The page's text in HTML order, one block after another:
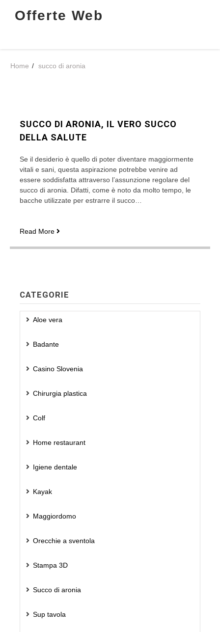
Offerte Web
Home succo di aronia
SUCCO DI ARONIA, IL VERO SUCCO
DELLA SALUTE
Se il desiderio è quello di poter diventare maggiormente
vitali e sani, questa aspirazione potrebbe venire ad
essere soddisfatta attraverso l’assunzione regolare del
succo di aronia. Difatti, come è noto da molto tempo, le
bacche utilizzate per estrarre il succo…
Read More Succo
aronia,
della
salute
CATEGORIE
Aloe vera
Badante
Casino Slovenia
Chirurgia plastica
Colf
Home restaurant
Igiene dentale
Kayak
Maggiordomo
Orecchie a sventola
Stampa 3D
Succo di aronia
Sup tavola